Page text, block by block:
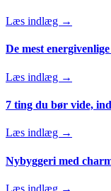
Læs indlæg →
De mest
Læs indlæg →
7 ting du bør vide,
Læs indlæg →
Nybyggeri med
Læs indlæg →